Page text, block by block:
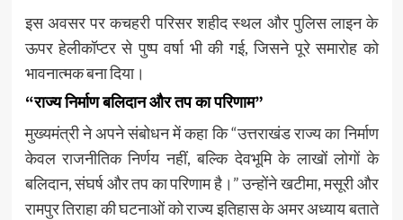
इस अवसर पर कचहरी परिसर शहीद स्थल और पुलिस लाइन के
ऊपर हेलीकॉप्टर से पुष्प वर्षा भी की गई, जिसने पूरे समारोह को
भावनात्मक बना दिया।
“राज्य निर्माण बलिदान और तप का परिणाम”
मुख्यमंत्री ने अपने संबोधन में कहा कि “उत्तराखंड राज्य का निर्माण
केवल राजनीतिक निर्णय नहीं, बल्कि देवभूमि के लाखों लोगों के
बलिदान, संघर्ष और तप का परिणाम है।” उन्होंने खटीमा, मसूरी और
रामपुर तिराहा की घटनाओं को राज्य इतिहास के अमर अध्याय बताते